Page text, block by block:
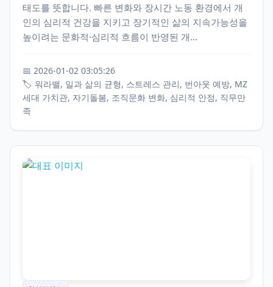
태도를 뜻합니다. 빠른 변화와 장시간 노동 환경에서 개
인의 심리적 건강을 지키고 장기적인 삶의 지속가능성을
높이려는 문화적·심리적 흐름이 반영된 개...
📅 2026-01-02 03:05:26
🏷️ 워라밸, 일과 삶의 균형, 스트레스 관리, 번아웃 예방, MZ
세대 가치관, 자기돌봄, 조직문화 변화, 심리적 안정, 직무만
족